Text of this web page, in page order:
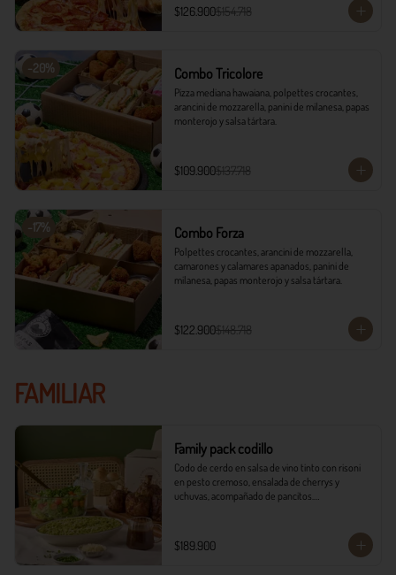
$126.900$154.718
-20% Combo Tricolore
Pizza mediana hawaiana, polpettes crocantes,
arancini de mozzarella, panini de milanesa, papas
monterojo y salsa tártara.
$109.900$137.718
-17% Combo Forza
Polpettes crocantes, arancini de mozzarella,
camarones y calamares apanados, panini de
milanesa, papas monterojo y salsa tártara.
$122.900$148.718
FAMILIAR
Family pack codillo
Codo de cerdo en salsa de vino tinto con risoni
en pesto cremoso, ensalada de cherrys y
uchuvas, acompañado de pancitos.​​
- Risoni (Cantidad ideal para 4 personas)​
- Pancitos​
$189.900